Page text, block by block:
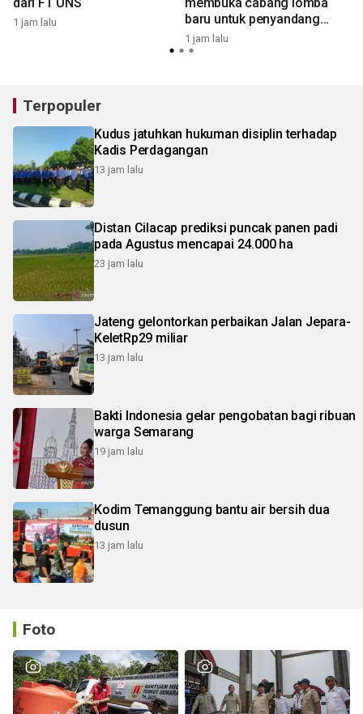
dari FT UNS
1 jam lalu
membuka cabang lomba
baru untuk penyandang
disabilitas
1 jam lalu
Terpopuler
Kudus jatuhkan hukuman disiplin terhadap
Kadis Perdagangan
13 jam lalu
Distan Cilacap prediksi puncak panen padi
pada Agustus mencapai 24.000 ha
23 jam lalu
Jateng gelontorkan perbaikan Jalan Jepara-
KeletRp29 miliar
13 jam lalu
Bakti Indonesia gelar pengobatan bagi ribuan
warga Semarang
19 jam lalu
Kodim Temanggung bantu air bersih dua
dusun
13 jam lalu
Foto